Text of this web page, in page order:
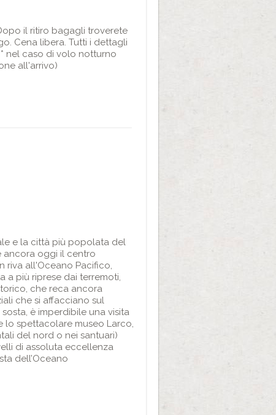
il ritiro bagagli troverete
Cena libera. Tutti i dettagli
nel caso di volo notturno
all'arrivo)
e la città più popolata del
ancora oggi il centro
riva all'Oceano Pacifico,
a più riprese dai terremoti,
che reca ancora
che si affacciano sul
è imperdibile una visita
lo spettacolare museo Larco,
del nord o nei santuari)
di assoluta eccellenza
dell’Oceano